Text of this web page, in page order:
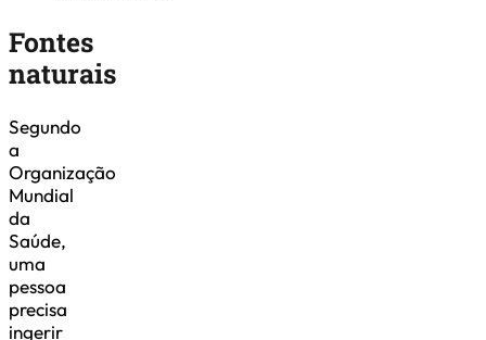
Fontes
naturais
Segundo
a
Organização
Mundial
da
Saúde,
uma
pessoa
precisa
ingerir